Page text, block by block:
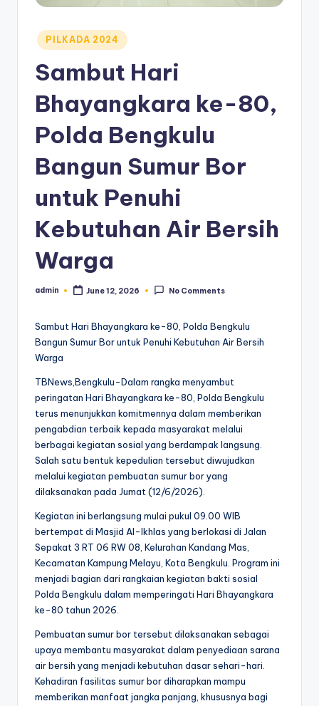
Posted
in
PILKADA 2024
Sambut Hari
Bhayangkara ke-80,
Polda Bengkulu
Bangun Sumur Bor
untuk Penuhi
Kebutuhan Air Bersih
Warga
Posted
admin June 12, 2026 No Comments
Sambut Hari Bhayangkara ke-80, Polda Bengkulu
Bangun Sumur Bor untuk Penuhi Kebutuhan Air Bersih
Warga
TBNews,Bengkulu-Dalam rangka menyambut
peringatan Hari Bhayangkara ke-80, Polda Bengkulu
terus menunjukkan komitmennya dalam memberikan
pengabdian terbaik kepada masyarakat melalui
berbagai kegiatan sosial yang berdampak langsung.
Salah satu bentuk kepedulian tersebut diwujudkan
melalui kegiatan pembuatan sumur bor yang
dilaksanakan pada Jumat (12/6/2026).
Kegiatan ini berlangsung mulai pukul 09.00 WIB
bertempat di Masjid Al-Ikhlas yang berlokasi di Jalan
Sepakat 3 RT 06 RW 08, Kelurahan Kandang Mas,
Kecamatan Kampung Melayu, Kota Bengkulu. Program ini
menjadi bagian dari rangkaian kegiatan bakti sosial
Polda Bengkulu dalam memperingati Hari Bhayangkara
ke-80 tahun 2026.
Pembuatan sumur bor tersebut dilaksanakan sebagai
upaya membantu masyarakat dalam penyediaan sarana
air bersih yang menjadi kebutuhan dasar sehari-hari.
Kehadiran fasilitas sumur bor diharapkan mampu
memberikan manfaat jangka panjang, khususnya bagi